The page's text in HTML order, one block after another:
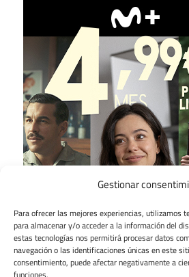
Gestionar
Para ofrecer las mejores experiencias, utilizamos
para almacenar y/o acceder a la información del
estas tecnologías nos permitirá procesar datos
navegación o las identificaciones únicas en este
consentimiento, puede afectar negativamente a